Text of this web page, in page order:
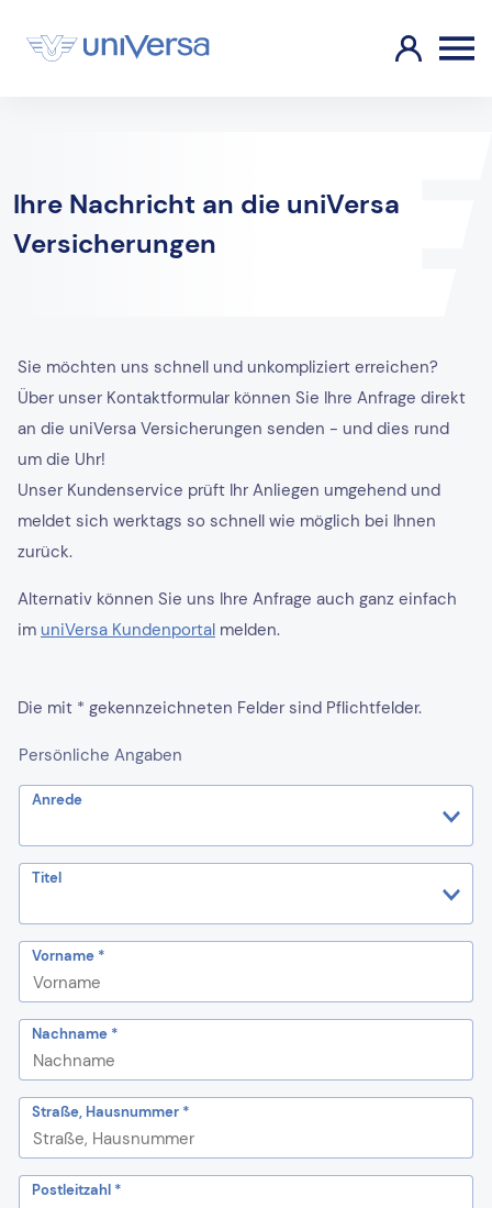
Ihre Nachricht an die uniVersa
Versicherungen
Sie möchten uns schnell und unkompliziert erreichen?
Über unser Kontaktformular können Sie Ihre Anfrage direkt
an die uniVersa Versicherungen senden - und dies rund
um die Uhr!
Unser Kundenservice prüft Ihr Anliegen umgehend und
meldet sich werktags so schnell wie möglich bei Ihnen
zurück.
Alternativ können Sie uns Ihre Anfrage auch ganz einfach
im uniVersa Kundenportal melden.
Die mit * gekennzeichneten Felder sind Pflichtfelder.